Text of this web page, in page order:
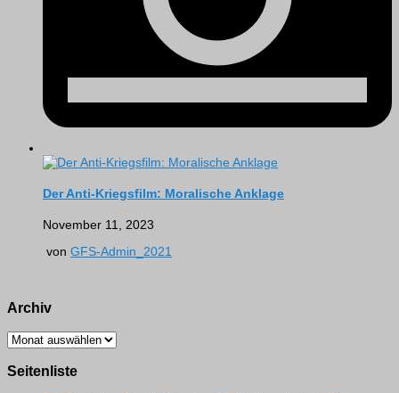
Der Anti-Kriegsfilm: Moralische Anklage
November 11, 2023
von GFS-Admin_2021
Archiv
Archiv
Seitenliste